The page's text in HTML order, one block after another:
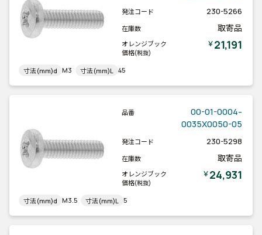
発注コード 230-5266
在庫数 取寄品
オレンジブック
価格(税抜)
￥21,191
寸法(mm)d M3 寸法(mm)L 45
品番
00-01-0004-
0035X0050-05
発注コード 230-5298
在庫数 取寄品
オレンジブック
価格(税抜)
￥24,931
寸法(mm)d M3.5 寸法(mm)L 5